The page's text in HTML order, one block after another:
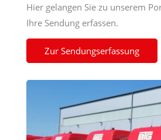
Hier gelangen Sie zu unserem
Ihre Sendung erfassen.
Zur Sendungserfassung